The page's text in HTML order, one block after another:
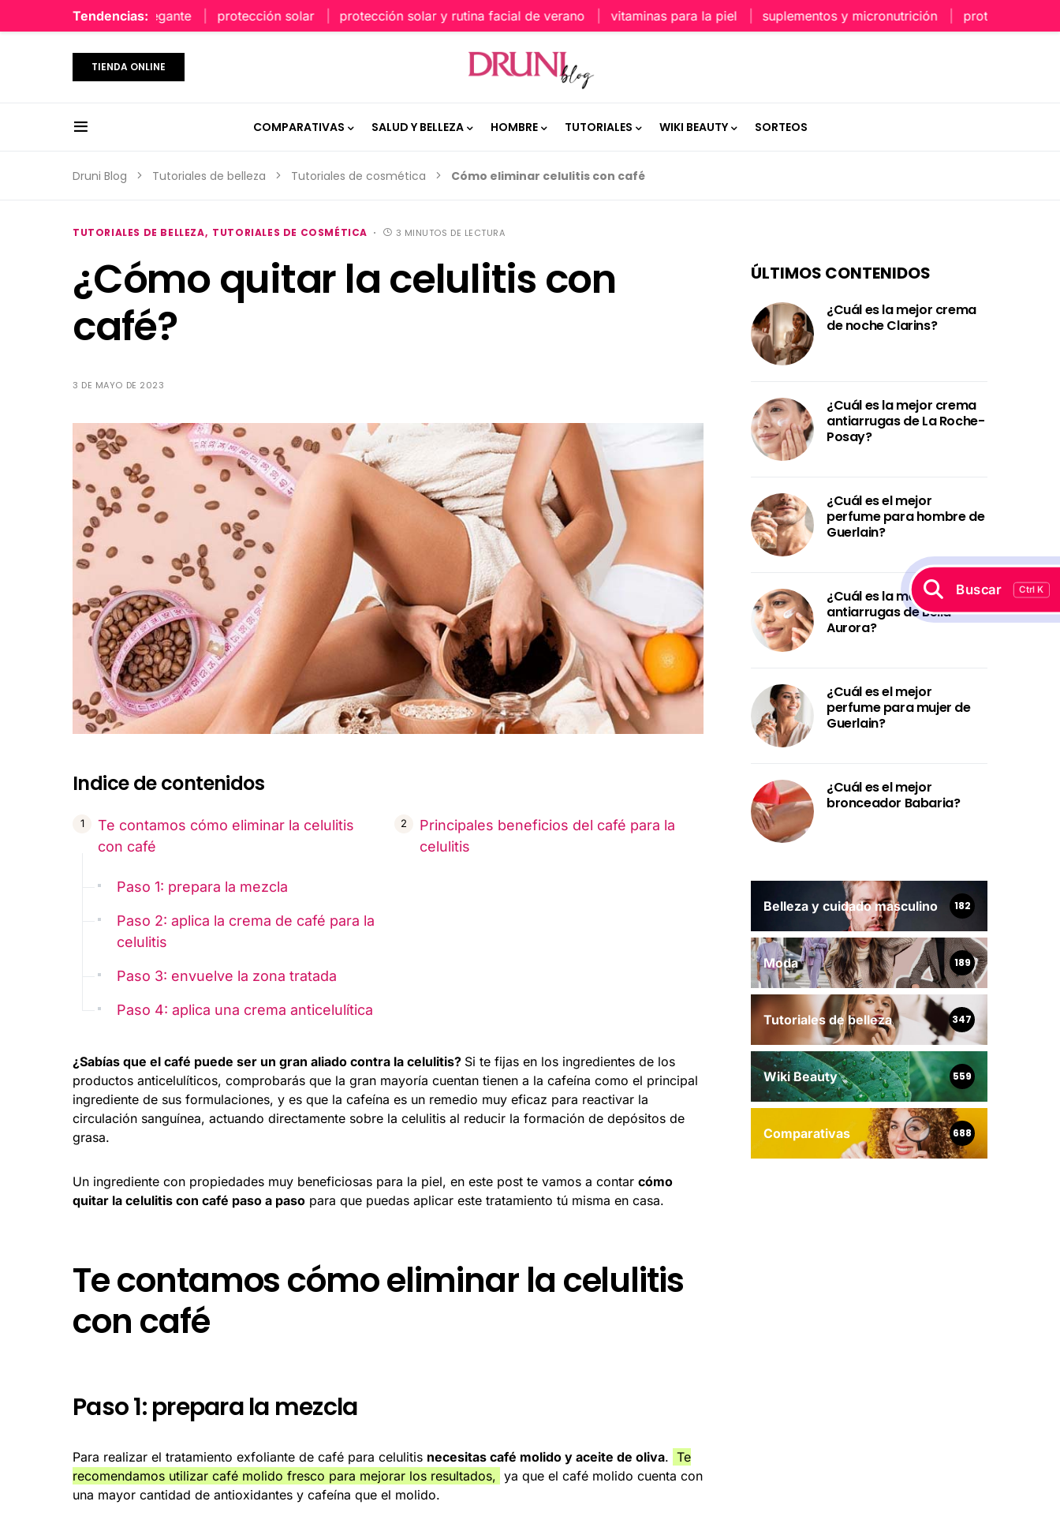
Tendencias:
perfume limpio y elegante protección solar protección solar y rutina facial de verano vitaminas para la piel suplementos y micronutrición protección capilar
TIENDA ONLINE
COMPARATIVAS SALUD Y BELLEZA HOMBRE TUTORIALES WIKI BEAUTY SORTEOS
Druni Blog Tutoriales de belleza Tutoriales de cosmética Cómo eliminar celulitis con café
TUTORIALES DE BELLEZA TUTORIALES DE COSMÉTICA 3 MINUTOS DE LECTURA
¿Cómo quitar la celulitis con
café?
3 DE MAYO DE 2023
Indice de contenidos
Te contamos cómo eliminar la celulitis
con café
Paso 1: prepara la mezcla
Paso 2: aplica la crema de café para la
celulitis
Paso 3: envuelve la zona tratada
Paso 4: aplica una crema anticelulítica
Principales beneficios del café para la
celulitis
¿Sabías que el café puede ser un gran aliado contra la celulitis? Si te fijas en los ingredientes de los
productos anticelulíticos, comprobarás que la gran mayoría cuentan tienen a la cafeína como el principal
ingrediente de sus formulaciones, y es que la cafeína es un remedio muy eficaz para reactivar la
circulación sanguínea, actuando directamente sobre la celulitis al reducir la formación de depósitos de
grasa.
Un ingrediente con propiedades muy beneficiosas para la piel, en este post te vamos a contar cómo
quitar la celulitis con café paso a paso para que puedas aplicar este tratamiento tú misma en casa.
Te contamos cómo eliminar la celulitis
con café
Paso 1: prepara la mezcla
Para realizar el tratamiento exfoliante de café para celulitis necesitas café molido y aceite de oliva. Te
recomendamos utilizar café molido fresco para mejorar los resultados, ya que el café molido cuenta con
una mayor cantidad de antioxidantes y cafeína que el molido.
ÚLTIMOS CONTENIDOS
¿Cuál es la mejor crema
de noche Clarins?
¿Cuál es la mejor crema
antiarrugas de La Roche-
Posay?
¿Cuál es el mejor
perfume para hombre de
Guerlain?
¿Cuál es la mejor crema
antiarrugas de Bella
Aurora?
¿Cuál es el mejor
perfume para mujer de
Guerlain?
¿Cuál es el mejor
bronceador Babaria?
Belleza y cuidado masculino 182
Moda 189
Tutoriales de belleza 347
Wiki Beauty 559
Comparativas 688
Buscar Ctrl K